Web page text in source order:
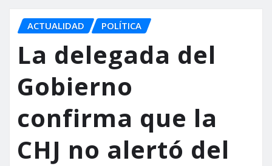
ACTUALIDAD POLÍTICA
La delegada del
Gobierno
confirma que la
CHJ no alertó del